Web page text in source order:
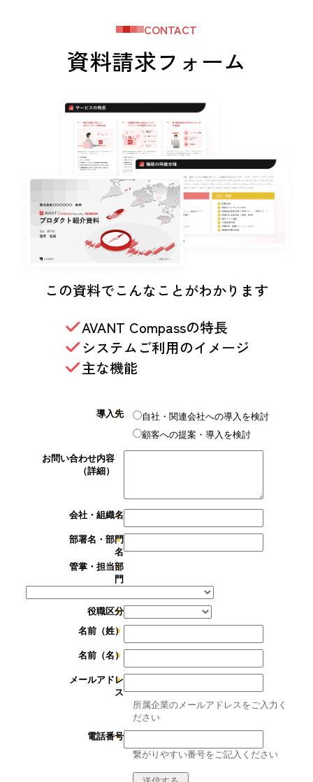
CONTACT
資料請求フォーム
この資料でこんなことがわかります
AVANT Compassの特長
システムご利用のイメージ
主な機能